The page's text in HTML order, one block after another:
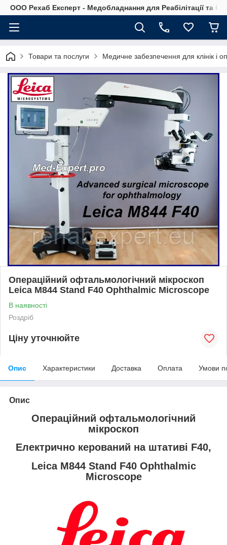
OOO Рехаб Експерт - Медобладнання для Реабілітації та
Товари та послуги Медичне забезпечення для клінік і
Операційний офтальмологічний мікроскоп
Leica M844 Stand F40 Ophthalmic Microscope
В наявності
Роздріб
Ціну уточнюйте
Опис Характеристики Доставка Оплата Умови
Опис
Операційний офтальмологічний
мікроскоп
Електрично керований на штативі F40,
Leica M844 Stand F40 Ophthalmic
Microscope